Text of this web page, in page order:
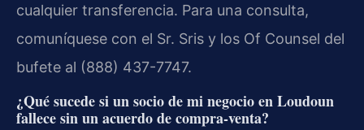
cualquier transferencia. Para una consulta,
comuníquese con el Sr. Sris y los Of Counsel del
bufete al (888) 437-7747.
¿Qué sucede si un socio de mi negocio en Loudoun
fallece sin un acuerdo de compra-venta?